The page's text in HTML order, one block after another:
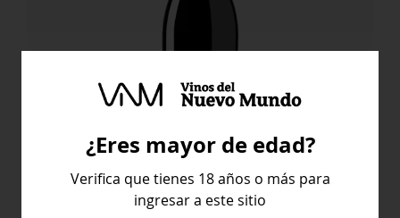
Enrique Mendoza Las Quebradas
¿Eres mayor de edad?
Verifica que tienes 18 años o más para
ingresar a este sitio